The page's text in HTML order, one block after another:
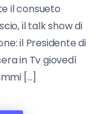
il consueto
il talk show di
il Presidente di
in Tv giovedì
[…]